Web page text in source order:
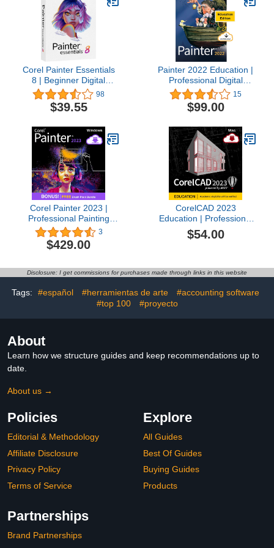
Corel Painter Essentials
8 | Beginner Digital
Painting Software |
Drawing & Photo Art [PC
Key Card]
98
$39.55
Painter 2022 Education |
Professional Digital
Painting Software |
Illustration, Concept,
Photo & Fine Art [PC
15
$99.00
Corel Painter 2023 |
Professional Painting
Software for Digital Art,
Illustration, Photo Art &
Fine Art [PC Download]
3
$429.00
CorelCAD 2023
Education | Professional
CAD Software for 2D
Drafting, Design & 3D
$54.00
Disclosure: I get commissions for purchases made through links in this website
Tags: #español #herramientas de arte
#accounting software
#top 100
#proyecto
About
Learn how we structure guides and keep recommendations up to
date.
About us →
Policies
Editorial & Methodology
Affiliate Disclosure
Privacy Policy
Terms of Service
Explore
All Guides
Best Of Guides
Buying Guides
Products
Partnerships
Brand Partnerships